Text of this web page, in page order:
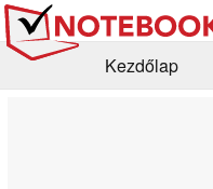
Kezdőlap